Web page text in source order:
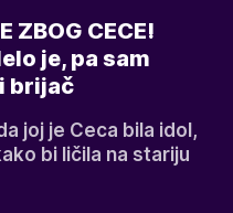
ZBOG CECE!
je, pa sam
brijač
joj je Ceca bila idol,
bi ličila na stariju